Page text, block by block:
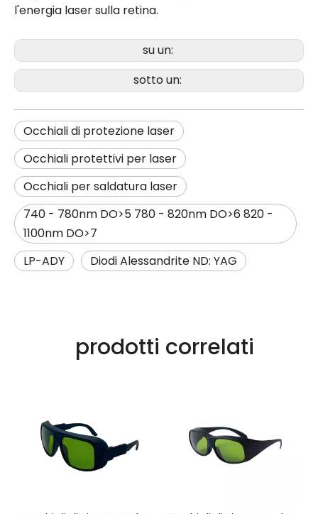
l'energia laser sulla retina.
su un:
sotto un:
Occhiali di protezione laser
Occhiali protettivi per laser
Occhiali per saldatura laser
740 - 780nm DO>5 780 - 820nm DO>6 820 -
1100nm DO>7
LP-ADY
Diodi Alessandrite ND: YAG
prodotti correlati